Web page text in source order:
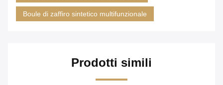
Boule di zaffiro sintetico multifunzionale
Prodotti simili